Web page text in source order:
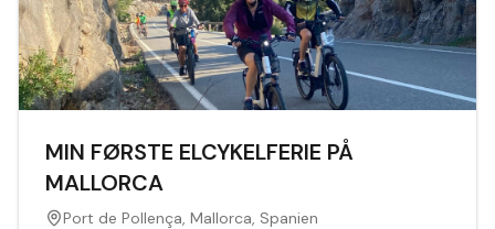
MIN FØRSTE ELCYKELFERIE PÅ
MALLORCA
Port de Pollença, Mallorca, Spanien